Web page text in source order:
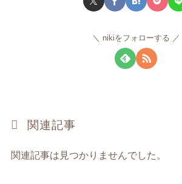
nikiをフォローする
関連記事
関連記事は見つかりませんでした。